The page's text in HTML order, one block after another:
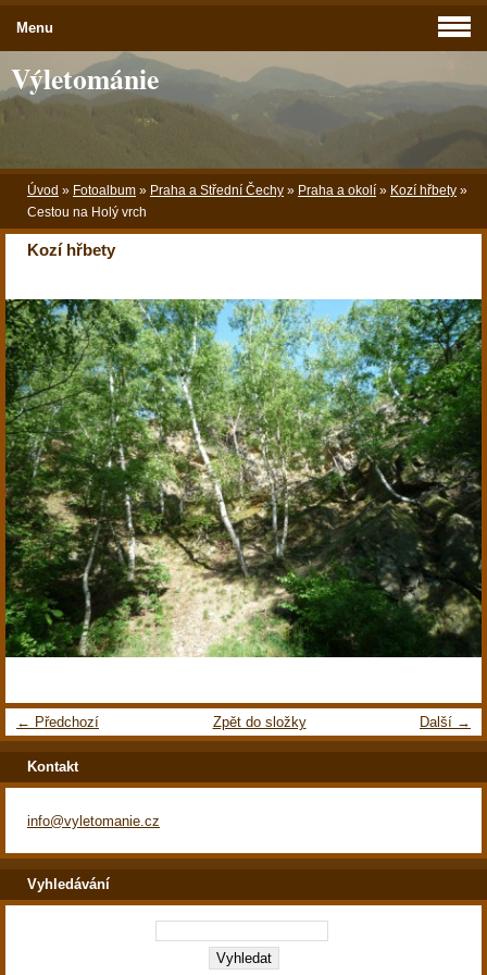
Výletománie
Úvod » Fotoalbum » Praha a Střední Čechy » Praha a okolí » Kozí hřbety »
Cestou na Holý vrch
Kozí hřbety
← Předchozí Další →
Zpět do složky
Menu
Kontakt
info@vyletomanie.cz
Vyhledávání